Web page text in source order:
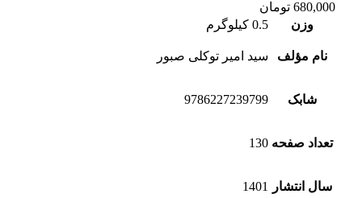
680,000 تومان
وزن
0.5 کیلوگرم
نام مؤلف سید امیر توکلی صبور
شابک 9786227239799
تعداد صفحه 130
سال انتشار 1401